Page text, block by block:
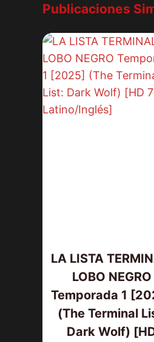
Publicaciones
LA LISTA
LOBO NEGRO
Temporada 1
(The Terminal
Dark Wolf)